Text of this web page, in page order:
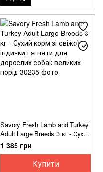
Savory Fresh Lamb and Turkey
Adult Large Breeds 3 кг - Сухий
корм зі свіжої індички і
ягняти для дорослих собак
великих порід
1 385 грн
Купити